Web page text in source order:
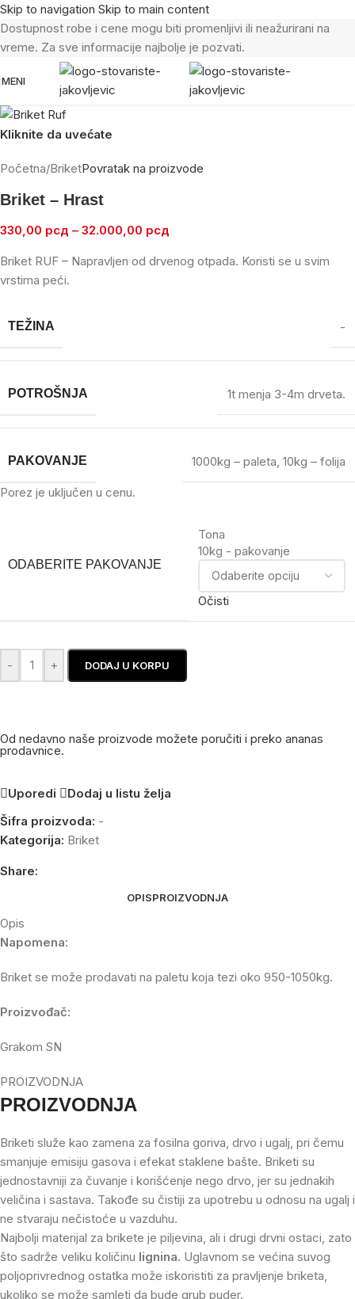
Skip to navigation Skip to main content
Dostupnost robe i cene mogu biti promenljivi ili neažurirani na
vreme. Za sve informacije najbolje je pozvati.
MENI
Kliknite da uvećate
Početna/BriketPovratak na proizvode
Briket – Hrast
330,00 рсд – 32.000,00 рсд
Briket RUF – Napravljen od drvenog otpada. Koristi se u svim
vrstima peći.
TEŽINA -
POTROŠNJA 1t menja 3-4m drveta.
PAKOVANJE 1000kg – paleta, 10kg – folija
Porez je uključen u cenu.
ODABERITE PAKOVANJE
Tona
10kg - pakovanje
Očisti
- + DODAJ U KORPU
Od nedavno naše proizvode možete poručiti i preko ananas
prodavnice.
Uporedi
Dodaj u listu želja
Šifra proizvoda: -
Kategorija: Briket
Share:
OPISPROIZVODNJA
Opis
Napomena:
Briket se može prodavati na paletu koja tezi oko 950-1050kg.
Proizvođač:
Grakom SN
PROIZVODNJA
PROIZVODNJA
Briketi služe kao zamena za fosilna goriva, drvo i ugalj, pri čemu
smanjuje emisiju gasova i efekat staklene bašte. Briketi su
jednostavniji za čuvanje i korišćenje nego drvo, jer su jednakih
veličina i sastava. Takođe su čistiji za upotrebu u odnosu na ugalj i
ne stvaraju nečistoće u vazduhu.
Najbolji materijal za brikete je piljevina, ali i drugi drvni ostaci, zato
što sadrže veliku količinu lignina. Uglavnom se većina suvog
poljoprivrednog ostatka može iskoristiti za pravljenje briketa,
ukoliko se može samleti da bude grub puder.